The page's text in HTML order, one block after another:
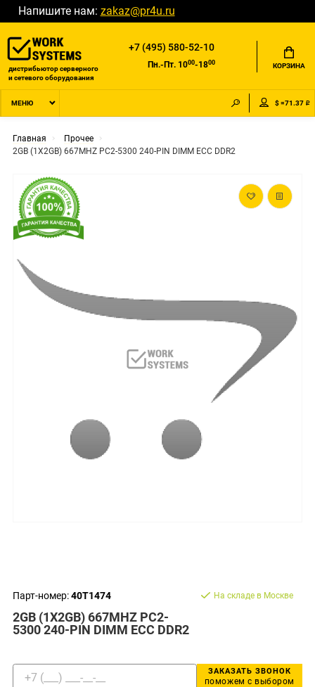
Напишите нам: zakaz@pr4u.ru
дистрибьютор серверного
и сетевого оборудования
+7 (495) 580-52-10
Пн.-Пт. 1000-1800 КОРЗИНА
МЕНЮ $ =71.37 ₽
Главная
Прочее
2GB (1X2GB) 667MHZ PC2-5300 240-PIN DIMM ECC DDR2
Парт-номер:40T1474
2GB (1X2GB) 667MHZ PC2-
5300 240-PIN DIMM ECC DDR2
На складе в Москве
ЗАКАЗАТЬ ЗВОНОК
поможем с выбором